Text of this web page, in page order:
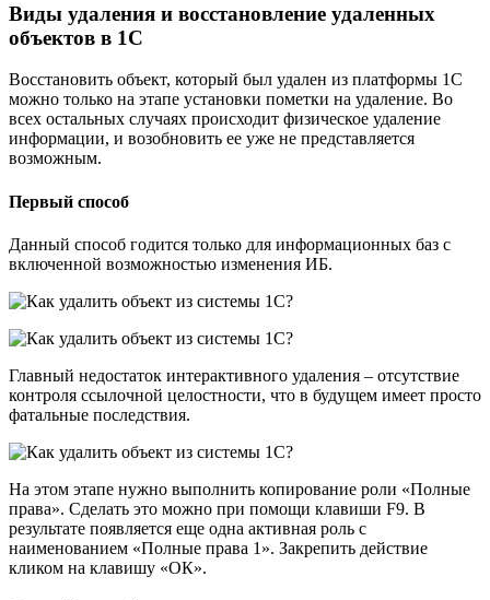
Виды удаления и восстановление удаленных
объектов в 1С
Восстановить объект, который был удален из платформы 1С
можно только на этапе установки пометки на удаление. Во
всех остальных случаях происходит физическое удаление
информации, и возобновить ее уже не представляется
возможным.
Первый способ
Данный способ годится только для информационных баз с
включенной возможностью изменения ИБ.
Главный недостаток интерактивного удаления – отсутствие
контроля ссылочной целостности, что в будущем имеет просто
фатальные последствия.
На этом этапе нужно выполнить копирование роли «Полные
права». Сделать это можно при помощи клавиши F9. В
результате появляется еще одна активная роль с
наименованием «Полные права 1». Закрепить действие
кликом на клавишу «ОК».